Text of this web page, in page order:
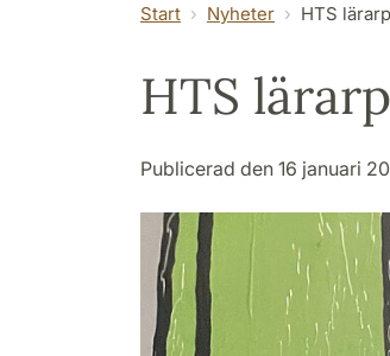
Start Nyheter HTS
HTS
Publicerad den 16 januari